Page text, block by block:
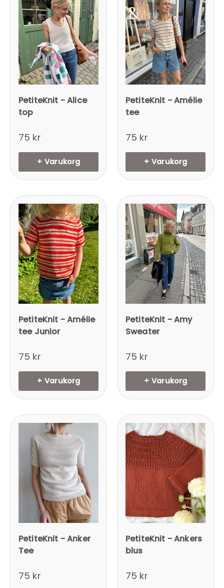
PetiteKnit - Alice
top
75 kr
+ Varukorg
PetiteKnit - Amélie
tee
75 kr
+ Varukorg
PetiteKnit - Amélie
tee Junior
75 kr
+ Varukorg
PetiteKnit - Amy
Sweater
75 kr
+ Varukorg
PetiteKnit - Anker
Tee
75 kr
PetiteKnit - Ankers
blus
75 kr